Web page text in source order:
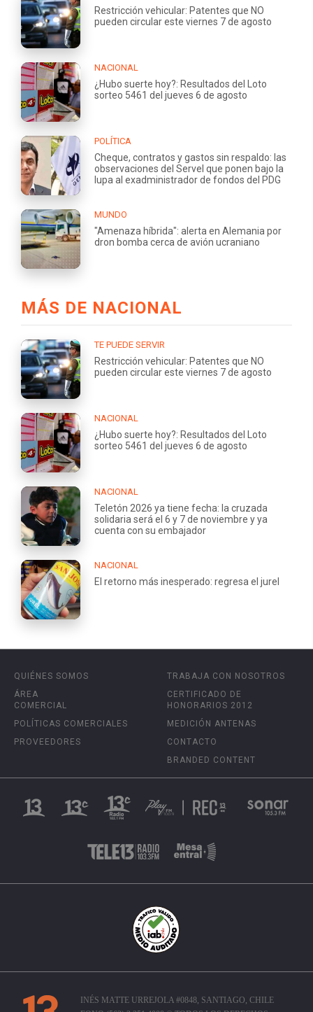
Restricción vehicular: Patentes que NO
pueden circular este viernes 7 de agosto
NACIONAL
¿Hubo suerte hoy?: Resultados del Loto
sorteo 5461 del jueves 6 de agosto
POLÍTICA
Cheque, contratos y gastos sin respaldo: las
observaciones del Servel que ponen bajo la
lupa al exadministrador de fondos del PDG
MUNDO
"Amenaza híbrida": alerta en Alemania por
dron bomba cerca de avión ucraniano
MÁS DE NACIONAL
TE PUEDE SERVIR
Restricción vehicular: Patentes que NO
pueden circular este viernes 7 de agosto
NACIONAL
¿Hubo suerte hoy?: Resultados del Loto
sorteo 5461 del jueves 6 de agosto
NACIONAL
Teletón 2026 ya tiene fecha: la cruzada
solidaria será el 6 y 7 de noviembre y ya
cuenta con su embajador
NACIONAL
El retorno más inesperado: regresa el jurel
QUIÉNES SOMOS
ÁREA
COMERCIAL
POLÍTICAS COMERCIALES
PROVEEDORES
TRABAJA CON NOSOTROS
CERTIFICADO DE
HONORARIOS 2012
MEDICIÓN ANTENAS
CONTACTO
BRANDED CONTENT
INÉS MATTE URREJOLA #0848, SANTIAGO, CHILE